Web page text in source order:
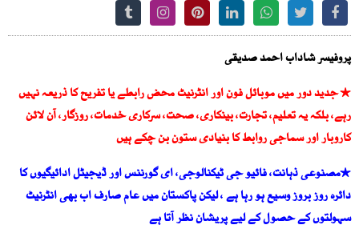
پروفیسر شاداب احمد صدیقی
٭ جدید دور میں موبائل فون اور انٹرنیٹ محض رابطے یا تفریح کا ذریعہ نہیں
رہے، بلکہ یہ تعلیم، تجارت، بینکاری، صحت، سرکاری خدمات، روزگار، آن لائن
کاروبار اور سماجی روابط کا بنیادی ستون بن چکے ہیں
٭مصنوعی ذہانت، فائیو جی ٹیکنالوجی، ای گورننس اور ڈیجیٹل ادائیگیوں کا
دائرہ روز بروز وسیع ہو رہا ہے ، لیکن پاکستان میں عام صارف اب بھی انٹرنیٹ
سہولتوں کے حصول کے لیے پریشان نظر آتا ہے